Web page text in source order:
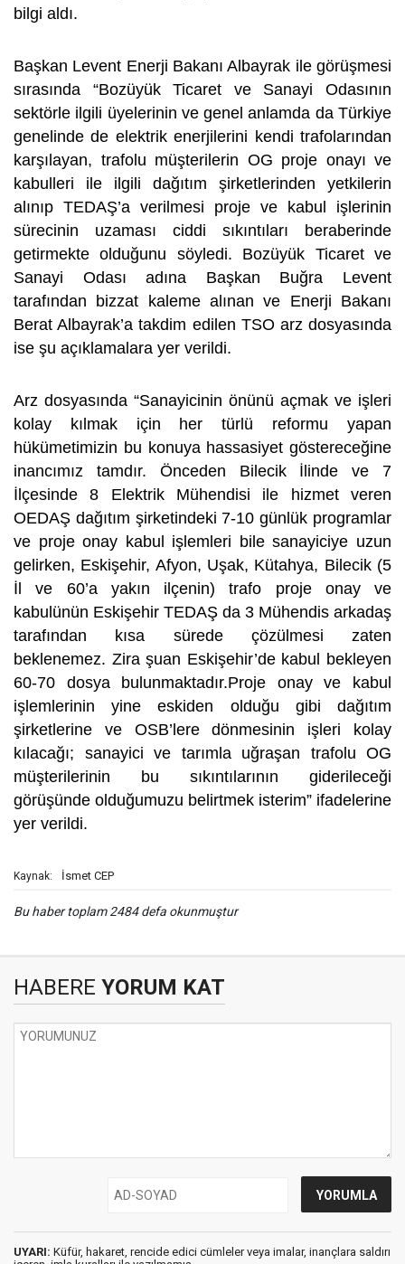
bilgi aldı.
Başkan Levent Enerji Bakanı Albayrak ile görüşmesi
sırasında “Bozüyük Ticaret ve Sanayi Odasının
sektörle ilgili üyelerinin ve genel anlamda da Türkiye
genelinde de elektrik enerjilerini kendi trafolarından
karşılayan, trafolu müşterilerin OG proje onayı ve
kabulleri ile ilgili dağıtım şirketlerinden yetkilerin
alınıp TEDAŞ’a verilmesi proje ve kabul işlerinin
sürecinin uzaması ciddi sıkıntıları beraberinde
getirmekte olduğunu söyledi. Bozüyük Ticaret ve
Sanayi Odası adına Başkan Buğra Levent
tarafından bizzat kaleme alınan ve Enerji Bakanı
Berat Albayrak’a takdim edilen TSO arz dosyasında
ise şu açıklamalara yer verildi.
Arz dosyasında “Sanayicinin önünü açmak ve işleri
kolay kılmak için her türlü reformu yapan
hükümetimizin bu konuya hassasiyet göstereceğine
inancımız tamdır. Önceden Bilecik İlinde ve 7
İlçesinde 8 Elektrik Mühendisi ile hizmet veren
OEDAŞ dağıtım şirketindeki 7-10 günlük programlar
ve proje onay kabul işlemleri bile sanayiciye uzun
gelirken, Eskişehir, Afyon, Uşak, Kütahya, Bilecik (5
İl ve 60’a yakın ilçenin) trafo proje onay ve
kabulünün Eskişehir TEDAŞ da 3 Mühendis arkadaş
tarafından kısa sürede çözülmesi zaten
beklenemez. Zira şuan Eskişehir’de kabul bekleyen
60-70 dosya bulunmaktadır.Proje onay ve kabul
işlemlerinin yine eskiden olduğu gibi dağıtım
şirketlerine ve OSB’lere dönmesinin işleri kolay
kılacağı; sanayici ve tarımla uğraşan trafolu OG
müşterilerinin bu sıkıntılarının giderileceği
görüşünde olduğumuzu belirtmek isterim” ifadelerine
yer verildi.
Kaynak: İsmet CEP
Bu haber toplam 2484 defa okunmuştur
HABERE YORUM KAT
UYARI: Küfür, hakaret, rencide edici cümleler veya imalar, inançlara saldırı